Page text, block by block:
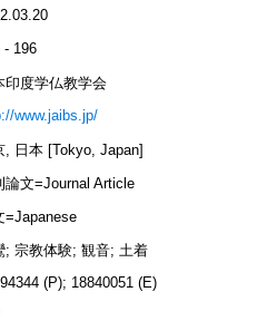
- 196
印度学仏教学会
www.jaibs.jp/
, 日本 [Tokyo, Japan]
論文=Journal Article
=Japanese
; 宗教体験; 観音; 土着
(P); 18840051 (E)